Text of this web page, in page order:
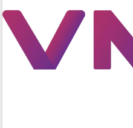
du khách thông qua Hệ thống cơ sở dữ
liệu và Bản đồ số
Tập huấn ứng dụng trí tuệ nhân tạo (AI)
trong thương mại điện tử năm 2026
Đoàn đại biểu Quốc hội tỉnh Đắk Lắk